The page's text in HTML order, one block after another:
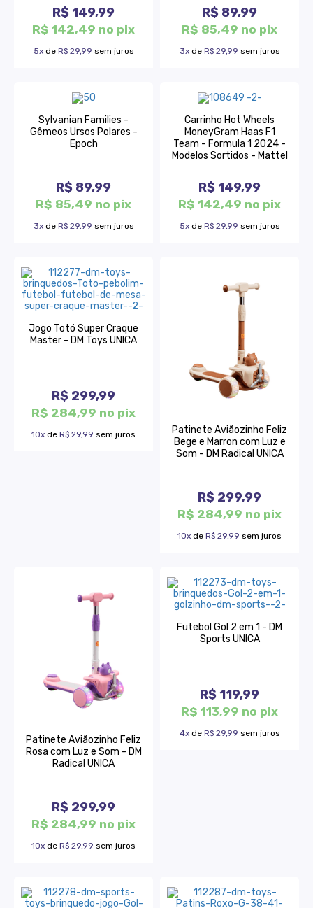
R$ 149,99
R$ 142,49 no pix
5xde R$ 29,99 sem juros
R$ 89,99
R$ 85,49 no pix
3xde R$ 29,99 sem juros
Sylvanian Families -
Gêmeos Ursos Polares -
Epoch
R$ 89,99
R$ 85,49 no pix
3xde R$ 29,99 sem juros
Carrinho Hot Wheels
MoneyGram Haas F1
Team - Formula 1 2024 -
Modelos Sortidos - Mattel
R$ 149,99
R$ 142,49 no pix
5xde R$ 29,99 sem juros
Jogo Totó Super Craque
Master - DM Toys UNICA
R$ 299,99
R$ 284,99 no pix
10x de R$ 29,99 sem juros
Patinete Aviãozinho Feliz
Bege e Marron com Luz e
Som - DM Radical UNICA
R$ 299,99
R$ 284,99 no pix
10x de R$ 29,99 sem juros
Patinete Aviãozinho Feliz
Rosa com Luz e Som - DM
Radical UNICA
R$ 299,99
R$ 284,99 no pix
10x de R$ 29,99 sem juros
Futebol Gol 2 em 1 - DM
Sports UNICA
R$ 119,99
R$ 113,99 no pix
4xde R$ 29,99 sem juros